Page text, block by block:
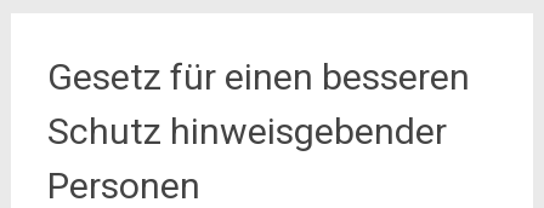
Gesetz für einen besseren
Schutz hinweisgebender
Personen